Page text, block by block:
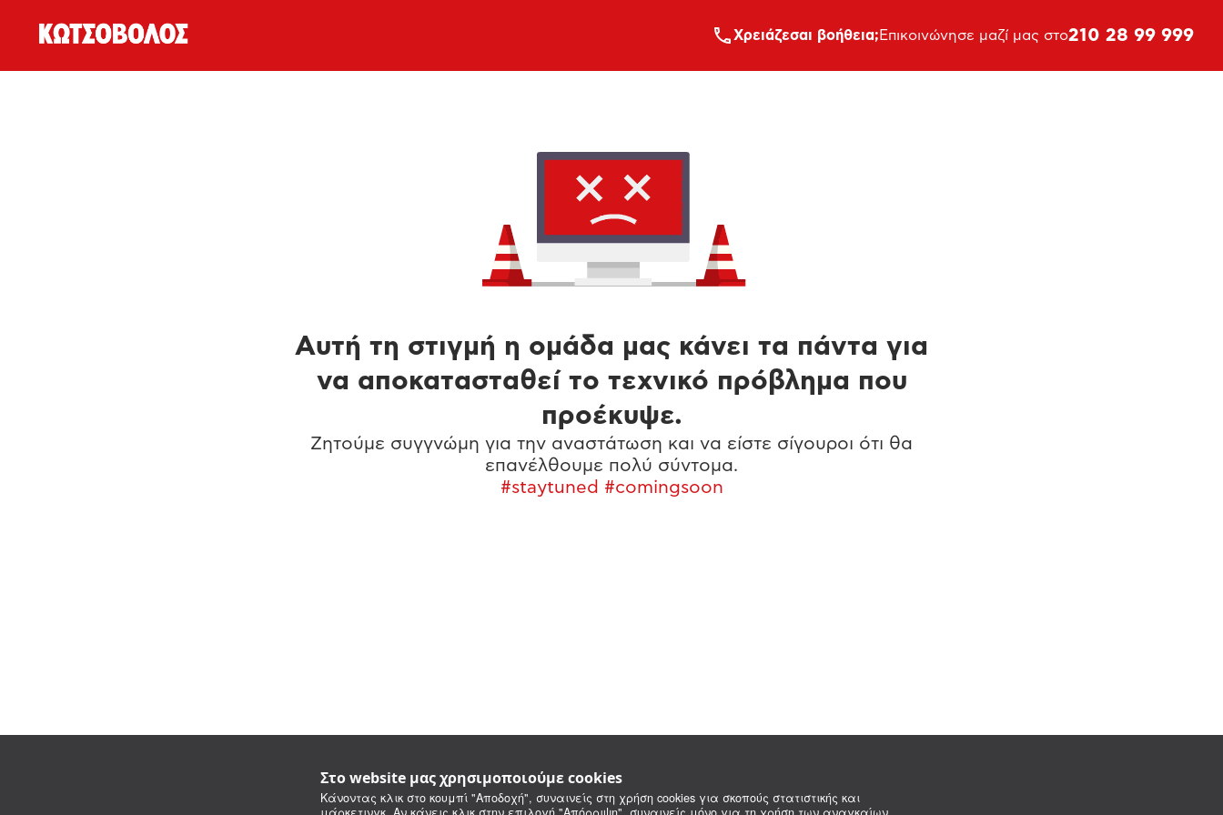
Στο website μας χρησιμοποιούμε cookies
Κάνοντας κλικ στο κουμπί "Αποδοχή", συναινείς στη χρήση cookies για σκοπούς στατιστικής και
Xρειάζεσαι βοήθεια; Επικοινώνησε μαζί μας στο210 28 99 999
Αυτή τη στιγμή η ομάδα μας κάνει τα πάντα για
να αποκατασταθεί το τεχνικό πρόβλημα που
προέκυψε.
Ζητούμε συγγνώμη για την αναστάτωση και να είστε σίγουροι ότι θα
επανέλθουμε πολύ σύντομα.
#staytuned #comingsoon